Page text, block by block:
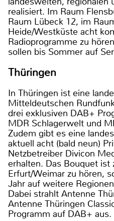
realisiert. Im Raum
Raum Lübeck 12, im
Heide/Westküste acht
Radioprogramme zu
sollen bis Sommer auf
Thüringen
In Thüringen ist eine
Mitteldeutschen
drei exklusiven DAB+
MDR Schlagerwelt und
Zudem gibt es eine
aktuell acht (bald neun)
Netzbetreiber Divicon
erhalten. Das Bouquet ist
Erfurt/Weimar zu hören,
Jahr auf weitere
Dabei strahlt Antenne
Antenne Thüringen
Programm auf DAB+ aus.